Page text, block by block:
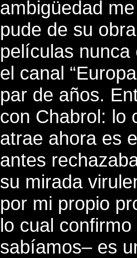
ambigüedad
pude de su
películas
el canal
par de años.
con Chabrol: lo
atrae ahora es
antes
su mirada
por mi propio
lo cual
sabíamos– es